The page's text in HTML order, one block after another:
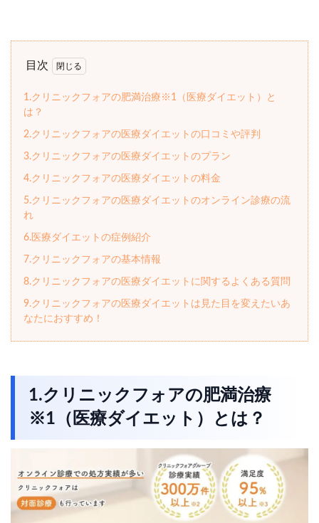
目次
1.クリニックフォアの肥満治療※1（医療ダイエット）と
は？
2.クリニックフォアの医療ダイエットの口コミや評判
3.クリニックフォアの医療ダイエットのプラン
4.クリニックフォアの医療ダイエットの料金
5.クリニックフォアの医療ダイエットのオンライン診療の流
れ
6.医療ダイエットの症例紹介
7.クリニックフォアの基本情報
8.クリニックフォアの医療ダイエットに関するよくある質問
9.クリニックフォアの医療ダイエットは見た目を変えたいあ
なたにおすすめ！
1.クリニックフォアの肥満治療
※1（医療ダイエット）とは？